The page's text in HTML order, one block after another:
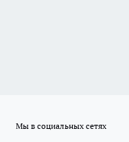
Мы в социальных сетях